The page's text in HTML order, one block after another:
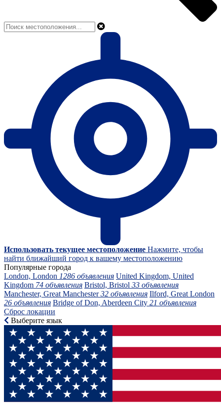
Использовать текущее местоположение Нажмите, чтобы
найти ближайший город к вашему местоположению
Популярные города
London, London 1286 объявления United Kingdom, United
Kingdom 74 объявления Bristol, Bristol 33 объявления
Manchester, Great Manchester32 объявления Ilford, Great London
26 объявления Bridge of Don, Aberdeen City 21 объявления
Сброс локации
Выберите язык